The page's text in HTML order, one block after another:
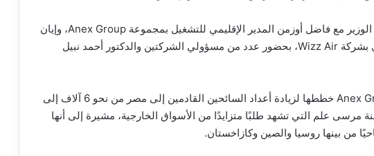
جاء ذلك خلال لقاءين منفصلين عقدهما الوزير مع فاضل أوزمن المدير الإقليمي للتشغيل بمجموعة Anex Group، وإيان
مولين الرئيس التنفيذي للقطاع التجاري بشركة Wizz Air، بحضور عدد من مسؤولي الشركتين والدكتور أحمد نبيل
وخلال اللقاء، استعرضت مجموعة Anex Group خططها لزيادة أعداد السائحين القادمين إلى مصر من نحو 6 آلاف إلى
مرسى علم التي تشهد طلبًا متزايدًا من الأسواق الخارجية، مشيرة إلى أنها